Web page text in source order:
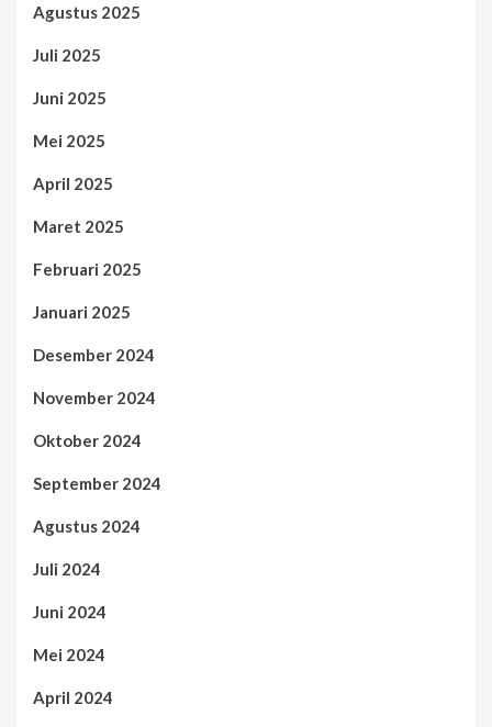
Agustus 2025
Juli 2025
Juni 2025
Mei 2025
April 2025
Maret 2025
Februari 2025
Januari 2025
Desember 2024
November 2024
Oktober 2024
September 2024
Agustus 2024
Juli 2024
Juni 2024
Mei 2024
April 2024